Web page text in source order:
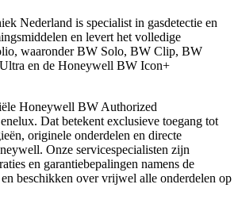
Nederland is specialist in gasdetectie en
en levert het volledige
waaronder BW Solo, BW Clip, BW
en de Honeywell BW Icon+
Honeywell BW Authorized
Dat betekent exclusieve toegang tot
originele onderdelen en directe
Onze servicespecialisten zijn
en garantiebepalingen namens de
beschikken over vrijwel alle onderdelen op